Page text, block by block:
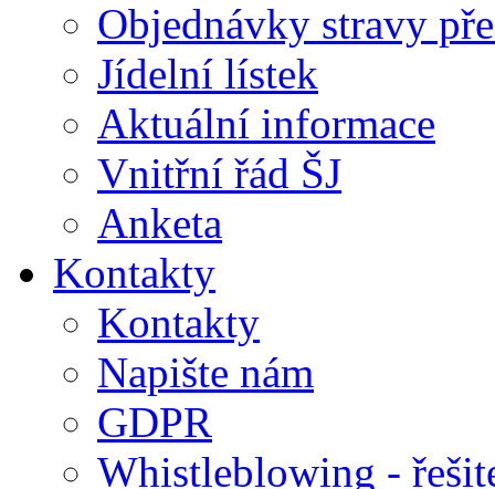
Objednávky stravy
Jídelní lístek
Aktuální informace
Vnitřní řád ŠJ
Anketa
Kontakty
Kontakty
Napište nám
GDPR
Whistleblowing -